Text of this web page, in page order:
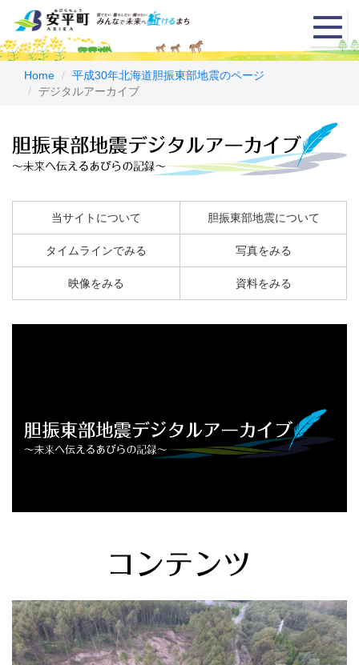
メ
ニ
ュ
Home
平成30年北海道胆振東部地震のページ
デジタルアーカイブ
当サイトについて 胆振東部地震について
タイムラインでみる 写真をみる
映像をみる 資料をみる